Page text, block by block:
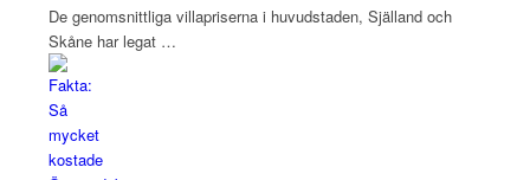
De genomsnittliga villapriserna i huvudstaden, Själland och
Skåne har legat …